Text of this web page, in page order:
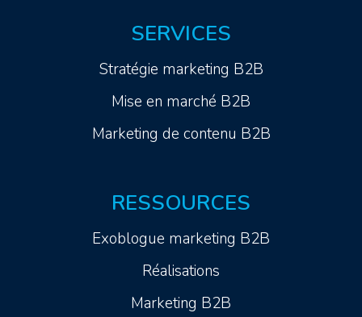
SERVICES
Stratégie marketing B2B
Mise en marché B2B
Marketing de contenu B2B
RESSOURCES
Exoblogue marketing B2B
Réalisations
Marketing B2B